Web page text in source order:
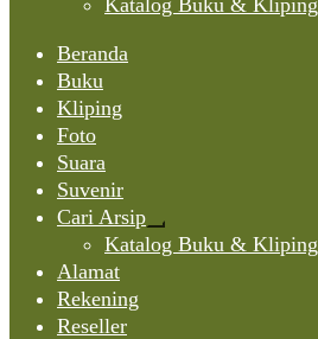
Katalog Buku & Kliping
Beranda
Buku
Kliping
Foto
Suara
Suvenir
Cari Arsip
Expand
child
Katalog Buku & Kliping
Alamat
Rekening
Reseller